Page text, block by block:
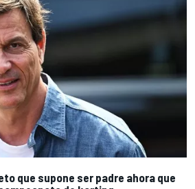
que supone ser padre ahora que